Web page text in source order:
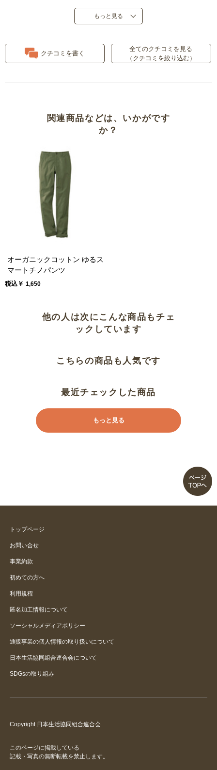
少し伸縮性があると良かったかも
洗濯した後の匂いが臭い
ひんやりサラサラでも色はカタロ
グと違う
アクセントになる
涼しいです
暑い日にさらっと着られます
全体的に作りが小さめ
ひんやり気持ちが良い肌ざわり
もっと見る
クチコミを書く
全てのクチコミを見る
（クチコミを絞り込む）
関連商品などは、いかがです
か？
オーガニックコットン ゆるス
マートチノパンツ
税込￥ 1,650
他の人は次にこんな商品もチェ
ックしています
こちらの商品も人気です
最近チェックした商品
もっと見る
トップページ
お問い合せ
事業約款
初めての方へ
利用規程
匿名加工情報について
ソーシャルメディアポリシー
通販事業の個人情報の取り扱いについて
日本生活協同組合連合会について
SDGsの取り組み
Copyright 日本生活協同組合連合会
このページに掲載している
記載・写真の無断転載を禁止します。